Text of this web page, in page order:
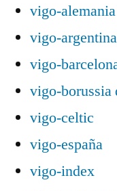
vigo-alemania
vigo-argentina
vigo-
vigo-borussia
vigo-celtic
vigo-españa
vigo-index